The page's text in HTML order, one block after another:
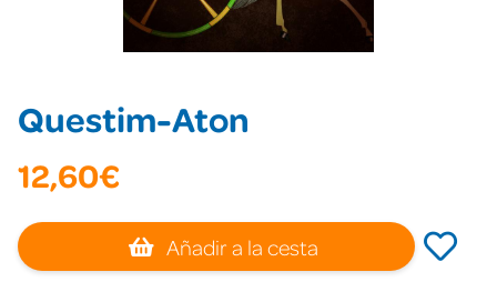
Questim-Aton
12,60€
Añadir a la cesta